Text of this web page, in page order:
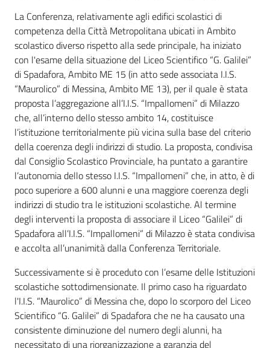
La Conferenza, relativamente agli edifici scolastici di
competenza della Città Metropolitana ubicati in Ambito
scolastico diverso rispetto alla sede principale, ha iniziato
con l'esame della situazione del Liceo Scientifico “G. Galilei”
di Spadafora, Ambito ME 15 (in atto sede associata I.I.S.
“Maurolico” di Messina, Ambito ME 13), per il quale è stata
proposta l’aggregazione all’I.I.S. “Impallomeni” di Milazzo
che, all’interno dello stesso ambito 14, costituisce
l’istituzione territorialmente più vicina sulla base del criterio
della coerenza degli indirizzi di studio. La proposta, condivisa
dal Consiglio Scolastico Provinciale, ha puntato a garantire
l’autonomia dello stesso I.I.S. “Impallomeni” che, in atto, è di
poco superiore a 600 alunni e una maggiore coerenza degli
indirizzi di studio tra le istituzioni scolastiche. Al termine
degli interventi la proposta di associare il Liceo “Galilei” di
Spadafora all’I.I.S. “Impallomeni” di Milazzo è stata condivisa
e accolta all’unanimità dalla Conferenza Territoriale.
Successivamente si è proceduto con l’esame delle Istituzioni
scolastiche sottodimensionate. Il primo caso ha riguardato
l'I.I.S. “Maurolico” di Messina che, dopo lo scorporo del Liceo
Scientifico “G. Galilei” di Spadafora che ne ha causato una
consistente diminuzione del numero degli alunni, ha
necessitato di una riorganizzazione a garanzia del